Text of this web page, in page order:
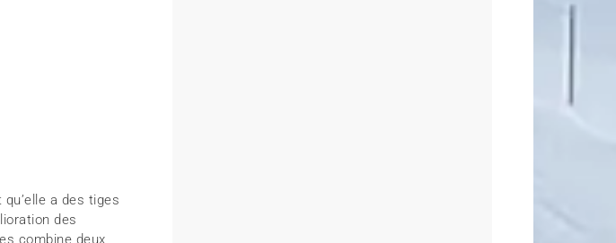
a des tiges
des
combine deux